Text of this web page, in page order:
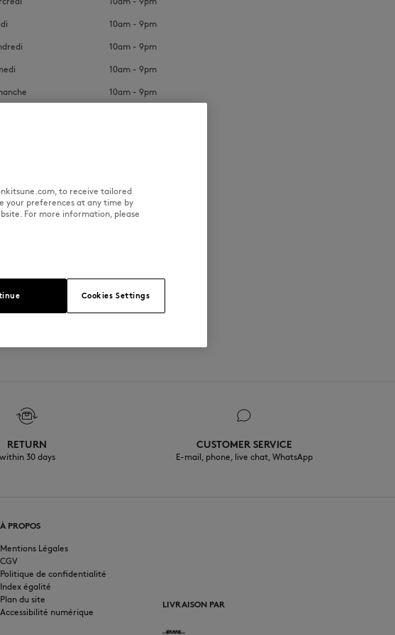
10am - 9pm
10am - 9pm
10am - 9pm
10am - 9pm
RETURN
within 30 days
CUSTOMER SERVICE
E-mail, phone, live chat, WhatsApp
À PROPOS
Mentions Légales
CGV
Politique de confidentialité
Index égalité
Plan du site
Accessibilité numérique
LIVRAISON PAR
to receive tailored
your preferences at any time by
For more information, please
Cookies Settings